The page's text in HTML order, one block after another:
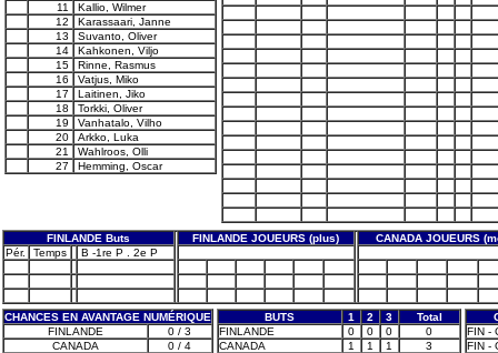
11
Kallio, Wilmer
12
Karassaari, Janne
13
Suvanto, Oliver
14
Kahkonen, Viljo
15
Rinne, Rasmus
16
Vatjus, Miko
17
Laitinen, Jiko
18
Torkki, Oliver
19
Vanhatalo, Vilho
20
Arkko, Luka
21
Wahlroos, Olli
27
Hemming, Oscar
FINLANDE Buts FINLANDE JOUEURS (plus)
CANADA JOUEURS
Pér.
Temps B -1re P . 2e P
CHANCES EN AVANTAGE NUMÉRIQUE
FINLANDE
0 / 3
CANADA
0 / 4
BUTS 1 2 3
Total
FINLANDE
0 0 0
0
CANADA
1 1 1 3
FIN -
FIN -